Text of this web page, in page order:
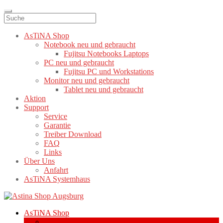
AsTiNA Shop
Notebook neu und gebraucht
Fujitsu Notebooks Laptops
PC neu und gebraucht
Fujitsu PC und Workstations
Monitor neu und gebraucht
Tablet neu und gebraucht
Aktion
Support
Service
Garantie
Treiber Download
FAQ
Links
Über Uns
Anfahrt
AsTiNA Systemhaus
Zur
springen
Zum
springenAsTiNA Shop